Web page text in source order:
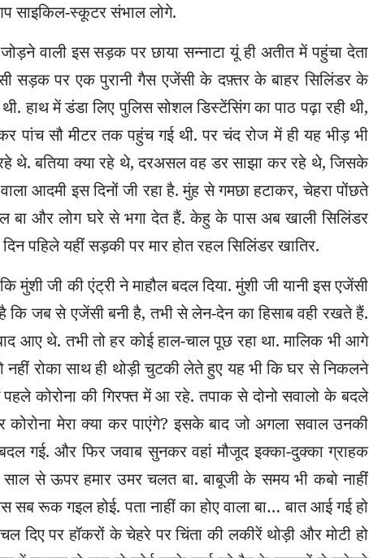
साइकिल-स्कूटर संभाल लोगे.
वाली इस सड़क पर छाया सन्नाटा यूं ही अतीत में पहुंचा देता
सड़क पर एक पुरानी गैस एजेंसी के दफ़्तर के बाहर सिलिंडर के
हाथ में डंडा लिए पुलिस सोशल डिस्टेंसिंग का पाठ पढ़ा रही थी,
पांच सौ मीटर तक पहुंच गई थी. पर चंद रोज में ही यह भीड़ भी
थे. बतिया क्या रहे थे, दरअसल वह डर साझा कर रहे थे, जिसके
आदमी इस दिनों जी रहा है. मुंह से गमछा हटाकर, चेहरा पोंछते
बा और लोग घरे से भगा देत हैं. केहु के पास अब खाली सिलिंडर
पहिले यहीं सड़की पर मार होत रहल सिलिंडर खातिर.
‌जी की एंट्री ने माहौल बदल दिया. मुंशी जी यानी इस एजेंसी
कि जब से एजेंसी बनी है, तभी से लेन-देन का हिसाब वही रखते हैं.
आए थे. तभी तो हर कोई हाल-चाल पूछ रहा था. मालिक भी आगे
रोका साथ ही थोड़ी चुटकी लेते हुए यह भी कि घर से निकलने
कोरोना की गिरफ्त में आ रहे. तपाक से दोनो सवालो के बदले
मेरा क्या कर पाएंगे? इसके बाद जो अगला सवाल उनकी
गई. और फिर जवाब सुनकर वहां मौजूद इक्का-दुक्का ग्राहक
साल से ऊपर हमार उमर चलत बा. बाबूजी के समय भी कबो नाहीं
रूक गइल होई. पता नाहीं का होए वाला बा… बात आई गई हो
दिए पर हॉकरों के चेहरे पर चिंता की लकीरें थोड़ी और मोटी हो